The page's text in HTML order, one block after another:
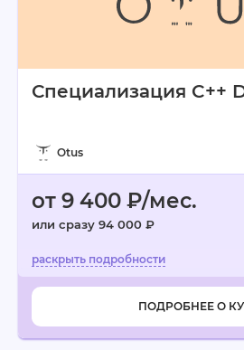
Специализация C++
Otus
от 9 400 ₽/мес.
или сразу 94 000 ₽
ПОДРОБНЕЕ О